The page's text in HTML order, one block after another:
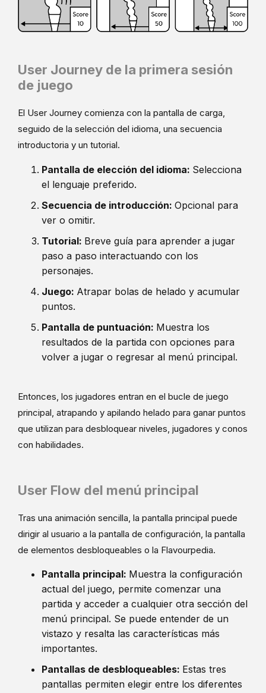
User Journey de la primera sesión
de juego
El User Journey comienza con la pantalla de carga,
seguido de la selección del idioma, una secuencia
introductoria y un tutorial.
Pantalla de elección del idioma: Selecciona
el lenguaje preferido.
Secuencia de introducción:Opcional para
ver o omitir.
Tutorial: Breve guía para aprender a jugar
paso a paso interactuando con los
personajes.
Juego: Atrapar bolas de helado y acumular
puntos.
Pantalla de puntuación: Muestra los
resultados de la partida con opciones para
volver a jugar o regresar al menú principal.
Entonces, los jugadores entran en el bucle de juego
principal, atrapando y apilando helado para ganar puntos
que utilizan para desbloquear niveles, jugadores y conos
con habilidades.
User Flow del menú principal
Tras una animación sencilla, la pantalla principal puede
dirigir al usuario a la pantalla de configuración, la pantalla
de elementos desbloqueables o la Flavourpedia.
Pantalla principal: Muestra la configuración
actual del juego, permite comenzar una
partida y acceder a cualquier otra sección del
menú principal. Se puede entender de un
vistazo y resalta las características más
importantes.
Pantallas de desbloqueables: Estas tres
pantallas permiten elegir entre los diferentes